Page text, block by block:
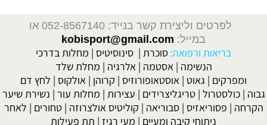
לפרטים וליצירת קשר בנייד: 052-8567140
או
במייל: kobisport@gmail.com
בריאות ורפואה: סוכרת | סינוסיטיס | מחלות בדרכי
הנשימה | אסטמה | אלרגיה | מחלת שלד
ומפרקים | גאוט | אוסטאופורוזיס | קרוהן | אולקוס | לחץ דם
גבוה |כולסטרול |טריגליצרידים | עצירות | מחלות עור | נשירת שיער
הקרחה | פסוריאזיס |סבוריאה | קוליטיס אולצרוזה |טחורים | לאחר
ניתוחי קיבה ומעיים | מעי רגיז | תת פעילות